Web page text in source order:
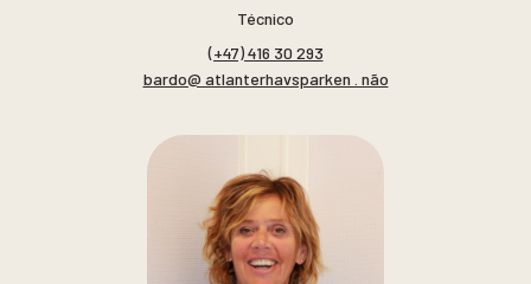
Técnico
(+47) 416 30 293
bardo@ atlanterhavsparken . não